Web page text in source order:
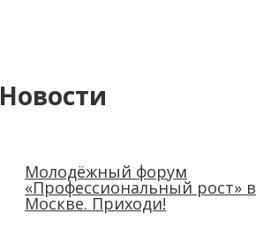
Новости
Молодёжный форум
«Профессиональный рост» в
Москве. Приходи!